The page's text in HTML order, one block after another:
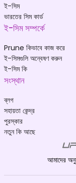
ই-সিম
ভারতের সিম কার্ড
ই-সিম সম্পর্কে
Prune কিভাবে কাজ করে
ই-সিমগুলি অন্বেষণ করুন
ই-সিম কি
সংস্থান
ব্লগ
সহায়তা কেন্দ্র
পুরস্কার
নতুন কি আছে
আমাদের